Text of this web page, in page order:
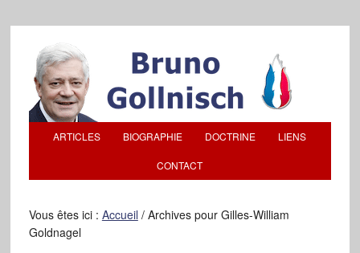
ARTICLES BIOGRAPHIE DOCTRINE LIENS
CONTACT
Vous êtes ici : Accueil /Archives pour Gilles-William
Goldnagel